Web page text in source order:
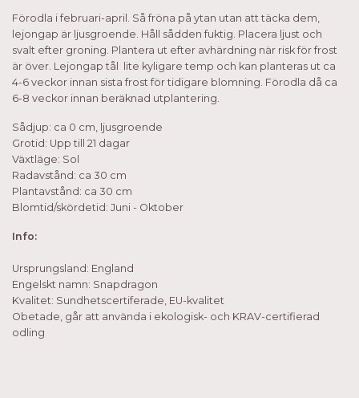
Förodla i februari-april. Så fröna på ytan utan att täcka dem,
lejongap är ljusgroende. Håll sådden fuktig. Placera ljust och
svalt efter groning. Plantera ut efter avhärdning när risk för frost
är över. Lejongap tål lite kyligare temp och kan planteras ut ca
4-6 veckor innan sista frost för tidigare blomning. Förodla då ca
6-8 veckor innan beräknad utplantering.
Sådjup: ca 0 cm, ljusgroende
Grotid: Upp till 21 dagar
Växtläge: Sol
Radavstånd: ca 30 cm
Plantavstånd: ca 30 cm
Blomtid/skördetid: Juni - Oktober
Info:
Ursprungsland: England
Engelskt namn: Snapdragon
Kvalitet: Sundhetscertiferade, EU-kvalitet
Obetade, går att använda i ekologisk- och KRAV-certifierad
odling